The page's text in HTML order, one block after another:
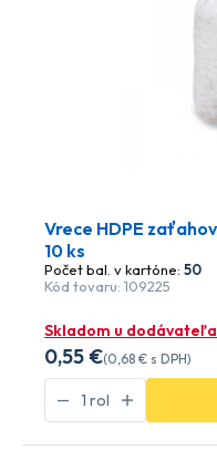
Vrece HDPE
10 ks
Počet bal. v kartóne: 50
Kód tovaru: 109225
Skladom u
0,55 €(0,68 € s DPH)